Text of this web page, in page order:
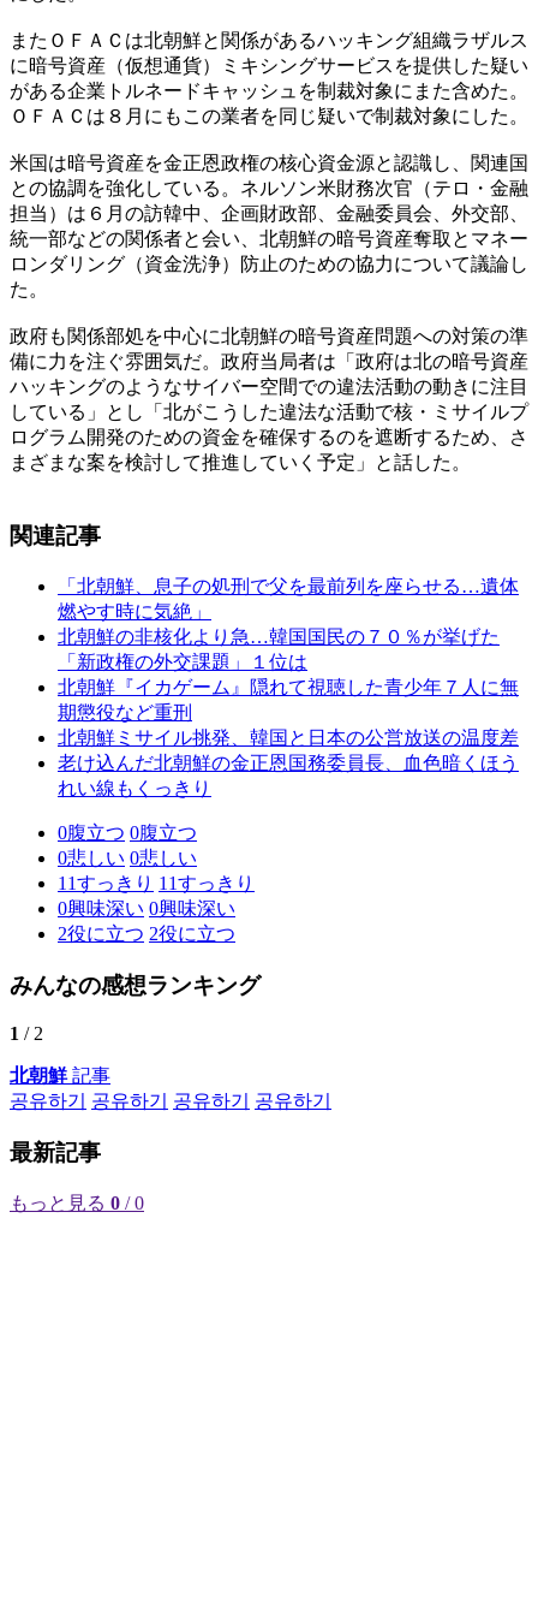
またＯＦＡＣは北朝鮮と関係があるハッキング組織ラザルス
に暗号資産（仮想通貨）ミキシングサービスを提供した疑い
がある企業トルネードキャッシュを制裁対象にまた含めた。
ＯＦＡＣは８月にもこの業者を同じ疑いで制裁対象にした。
米国は暗号資産を金正恩政権の核心資金源と認識し、関連国
との協調を強化している。ネルソン米財務次官（テロ・金融
担当）は６月の訪韓中、企画財政部、金融委員会、外交部、
統一部などの関係者と会い、北朝鮮の暗号資産奪取とマネー
ロンダリング（資金洗浄）防止のための協力について議論し
た。
政府も関係部処を中心に北朝鮮の暗号資産問題への対策の準
備に力を注ぐ雰囲気だ。政府当局者は「政府は北の暗号資産
ハッキングのようなサイバー空間での違法活動の動きに注目
している」とし「北がこうした違法な活動で核・ミサイルプ
ログラム開発のための資金を確保するのを遮断するため、さ
まざまな案を検討して推進していく予定」と話した。
関連記事
「北朝鮮、息子の処刑で父を最前列を座らせる…遺体
燃やす時に気絶」
北朝鮮の非核化より急…韓国国民の７０％が挙げた
「新政権の外交課題」１位は
北朝鮮『イカゲーム』隠れて視聴した青少年７人に無
期懲役など重刑
北朝鮮ミサイル挑発、韓国と日本の公営放送の温度差
老け込んだ北朝鮮の金正恩国務委員長、血色暗くほう
れい線もくっきり
0腹立つ 0腹立つ
0悲しい 0悲しい
11すっきり 11すっきり
0興味深い 0興味深い
2役に立つ 2役に立つ
みんなの感想ランキング
1 / 2
北朝鮮記事
공유하기
공유하기 공유하기 공유하기
最新記事
もっと見る 0 / 0